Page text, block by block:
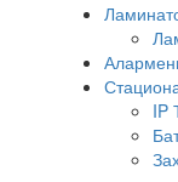
IP